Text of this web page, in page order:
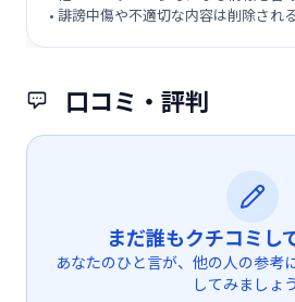
口コミ・評判
まだ誰もクチコミし
あなたのひと言が、他の人の参考
してみましょう
• 誹謗中傷や不適切な内容は削除され